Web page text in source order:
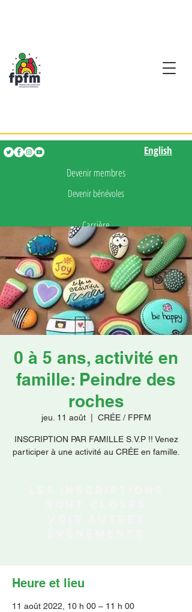
Devenir membres
Devenir bénévoles
Carrière
Presse
Faire un don
English
0 à 5 ans, activité en
famille: Peindre des
roches
jeu. 11 août
  |
CRÉE / FPFM
INSCRIPTION PAR FAMILLE S.V.P !! Venez
participer à une activité au CRÉE en famille.
Heure et lieu
11 août 2022, 10 h 00 – 11 h 00